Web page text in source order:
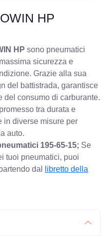
HP
HP sono pneumatici
sicurezza e
Grazie alla sua
del battistrada, garantisce
del consumo di carburante.
tra durata e
in diverse misure per
auto.
195-65-15; Se
tuoi pneumatici, puoi
dal
libretto della